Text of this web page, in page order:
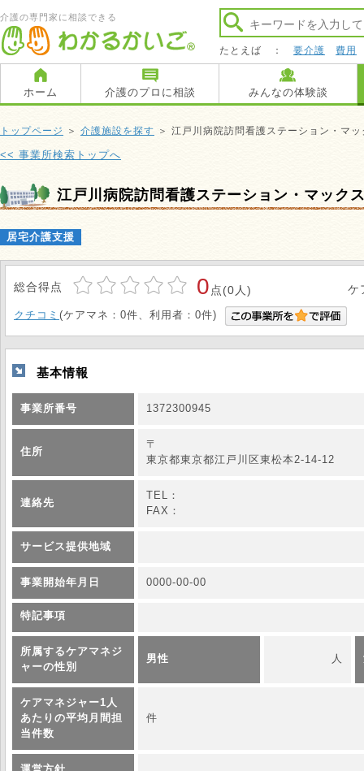
介護の専門家に相談できる
たとえば ： 要介護 費用
ホーム 介護のプロに相談 みんなの体験談
トップページ ＞ 介護施設を探す ＞ 江戸川病院訪問看護ステーション・マ
<< 事業所検索トップへ
江戸川病院訪問看護ステーション・マック
居宅介護支援
総合得点 0 点(0人) ケ
クチコミ (ケアマネ：0件、利用者：0件)
基本情報
事業所番号 1372300945
住所
〒
東京都東京都江戸川区東松本2-14-12
連絡先
TEL：
FAX：
サービス提供地域
事業開始年月日 0000-00-00
特記事項
所属するケアマネジ
ャーの性別
男性 人
ケアマネジャー1人
あたりの平均月間担
当件数
件